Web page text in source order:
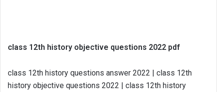
class 12th history objective questions 2022 pdf
class 12th history questions answer 2022 | class 12th
history objective questions 2022 | class 12th history